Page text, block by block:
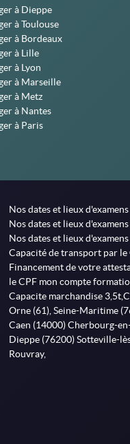
à Dieppe
à Toulouse
à Bordeaux
à Lille
à Lyon
à Marseille
à Metz
à Nantes
à Paris
Nos dates et lieux
Nos dates et lieux
Nos dates et lieux
Capacité de transport par
Financement de votre
le CPF mon compte
Capacite marchandise
Orne (61), Seine-Maritime
Caen (14000) Cherbourg-
Dieppe (76200) Sotteville-
Rouvray,